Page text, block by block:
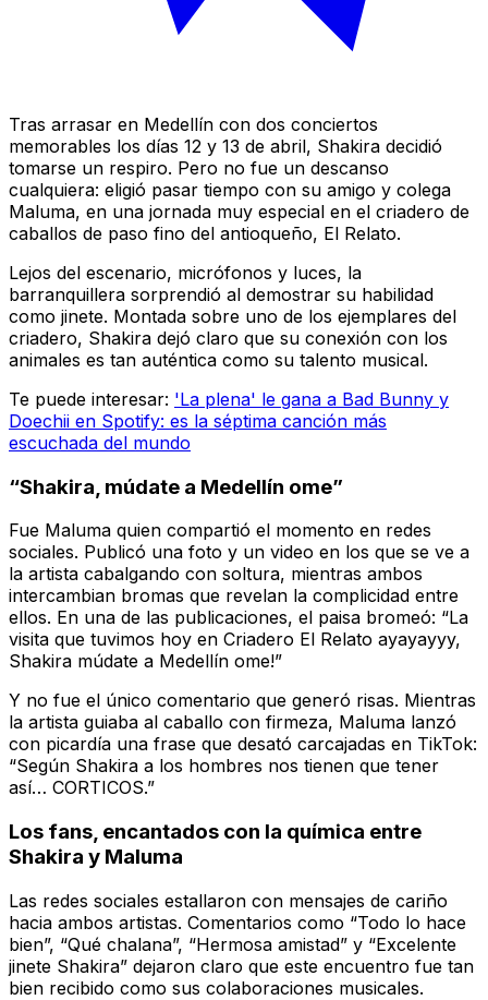
Tras arrasar en Medellín con dos conciertos
memorables los días 12 y 13 de abril, Shakira decidió
tomarse un respiro. Pero no fue un descanso
cualquiera: eligió pasar tiempo con su amigo y colega
Maluma, en una jornada muy especial en el criadero de
caballos de paso fino del antioqueño, El Relato.
Lejos del escenario, micrófonos y luces, la
barranquillera sorprendió al demostrar su habilidad
como jinete. Montada sobre uno de los ejemplares del
criadero, Shakira dejó claro que su conexión con los
animales es tan auténtica como su talento musical.
Te puede interesar: 'La plena' le gana a Bad Bunny y
Doechii en Spotify: es la séptima canción más
escuchada del mundo
“Shakira, múdate a Medellín ome”
Fue Maluma quien compartió el momento en redes
sociales. Publicó una foto y un video en los que se ve a
la artista cabalgando con soltura, mientras ambos
intercambian bromas que revelan la complicidad entre
ellos. En una de las publicaciones, el paisa bromeó: “La
visita que tuvimos hoy en Criadero El Relato ayayayyy,
Shakira múdate a Medellín ome!”
Y no fue el único comentario que generó risas. Mientras
la artista guiaba al caballo con firmeza, Maluma lanzó
con picardía una frase que desató carcajadas en TikTok:
“Según Shakira a los hombres nos tienen que tener
así… CORTICOS.”
Los fans, encantados con la química entre
Shakira y Maluma
Las redes sociales estallaron con mensajes de cariño
hacia ambos artistas. Comentarios como “Todo lo hace
bien”, “Qué chalana”, “Hermosa amistad” y “Excelente
jinete Shakira” dejaron claro que este encuentro fue tan
bien recibido como sus colaboraciones musicales.